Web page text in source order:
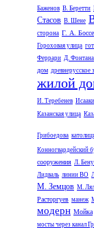
Баженов В. Беретти
Стасов В. Шене
сторона Г. А. Боссе
Гороховая улица
Феррари Д. Фонтана
дом древнерусское
жилой
И. Теребенев
Казанская улица
Грибоедова
Конногвардейский
сооружения Л.
Лидваль линии ВО
М. Земцов М.
Расторгуев манеж
модерн Мойка
мосты через канал